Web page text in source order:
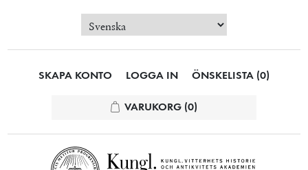
SKAPA KONTO LOGGA IN ÖNSKELISTA (0)
VARUKORG (0)